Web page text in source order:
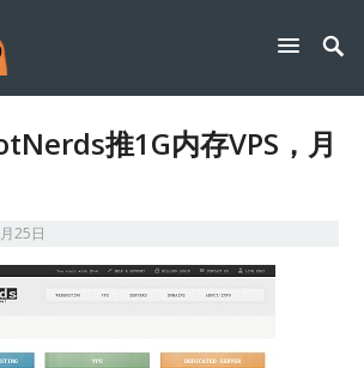
推1G内存VPS，月
25日